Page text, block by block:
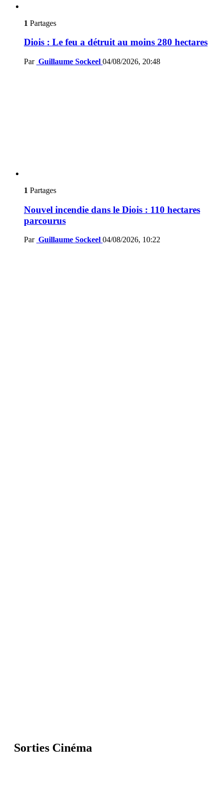
1 Partages
Diois : Le feu a détruit au moins 280 hectares
Par Guillaume Sockeel 04/08/2026, 20:48
1 Partages
Nouvel incendie dans le Diois : 110 hectares
parcourus
Par Guillaume Sockeel 04/08/2026, 10:22
Sorties Cinéma